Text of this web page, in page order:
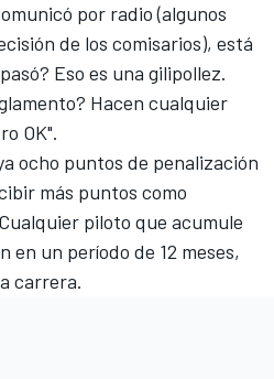
por radio (algunos
de los comisarios), está
Eso es una gilipollez.
Hacen cualquier
OK".
ocho puntos de penalización
más puntos como
piloto que acumule
en un período de 12 meses,
carrera.